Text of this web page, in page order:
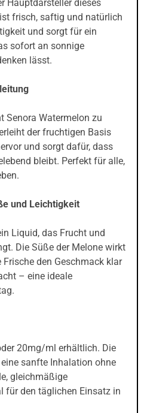
Hauptdarsteller dieses
frisch, saftig und natürlich
und sorgt für ein
sofort an sonnige
lässt.
Senora Watermelon zu
der fruchtigen Basis
und sorgt dafür, dass
bleibt. Perfekt für alle,
und Leichtigkeit
Liquid, das Frucht und
Die Süße der Melone wirkt
den Geschmack klar
– eine ideale
20mg/ml erhältlich. Die
sanfte Inhalation ohne
gleichmäßige
für den täglichen Einsatz in